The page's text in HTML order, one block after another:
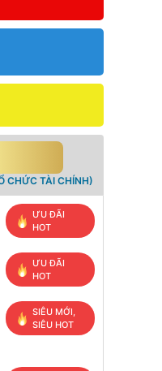
CHỨC TÀI CHÍNH)
ƯU ĐÃI
HOT
ƯU ĐÃI
HOT
SIÊU MỚI,
SIÊU HOT